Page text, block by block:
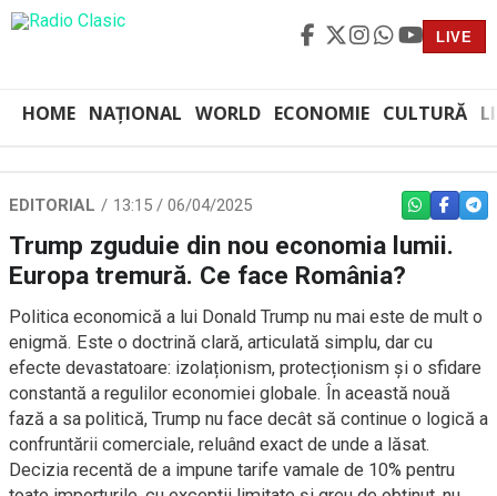
LIVE
HOME NAȚIONAL WORLD ECONOMIE CULTURĂ
EDITORIAL 13:15 / 06/04/2025 WHATSAPP
Trump zguduie din nou economia lumii.
Europa tremură. Ce face România?
Politica economică a lui Donald Trump nu mai este de mult o
enigmă. Este o doctrină clară, articulată simplu, dar cu
efecte devastatoare: izolaționism, protecționism și o sfidare
constantă a regulilor economiei globale. În această nouă
fază a sa politică, Trump nu face decât să continue o logică a
confruntării comerciale, reluând exact de unde a lăsat.
Decizia recentă de a impune tarife vamale de 10% pentru